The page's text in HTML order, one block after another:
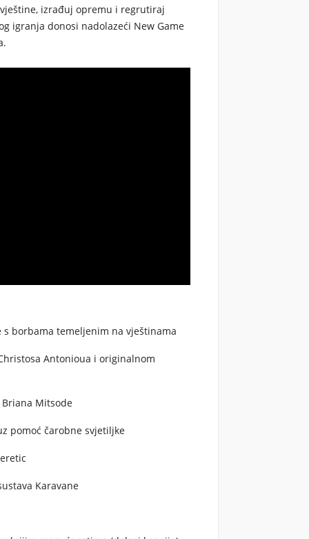
izrađuj opremu i regrutiraj
igranja donosi nadolazeći New Game
s borbama temeljenim na vještinama
Antonioua i originalnom
Mitsode
pomoć čarobne svjetiljke
Karavane